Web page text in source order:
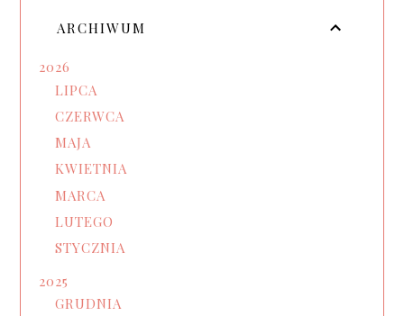
ARCHIWUM
2026
LIPCA
CZERWCA
MAJA
KWIETNIA
MARCA
LUTEGO
STYCZNIA
2025
GRUDNIA